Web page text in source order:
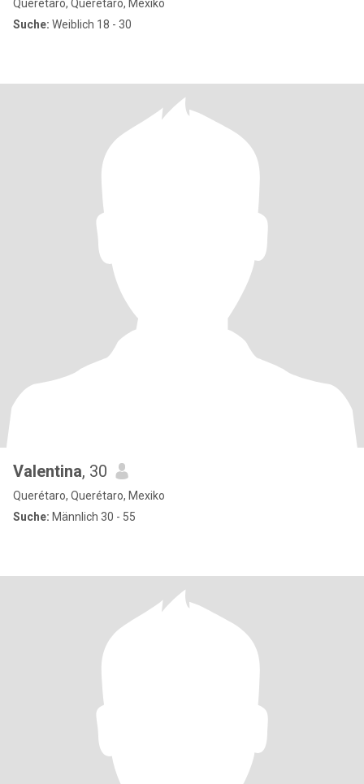
Querétaro, Querétaro, Mexiko
Suche: Weiblich 18 - 30
Valentina, 30
Querétaro, Querétaro, Mexiko
Suche: Männlich 30 - 55